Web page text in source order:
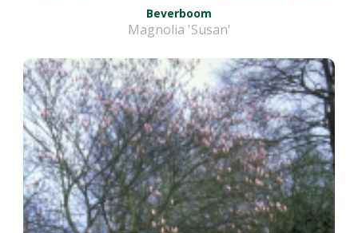
Beverboom
Magnolia 'Susan'